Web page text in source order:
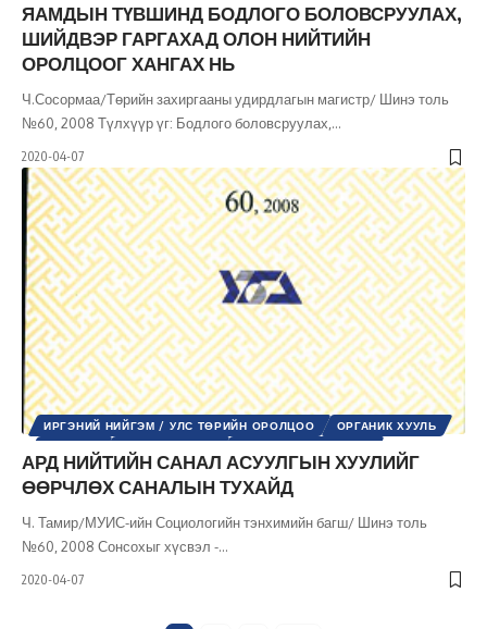
ЯАМДЫН ТҮВШИНД БОДЛОГО БОЛОВСРУУЛАХ,
ШИЙДВЭР ГАРГАХАД ОЛОН НИЙТИЙН
ОРОЛЦООГ ХАНГАХ НЬ
Ч.Сосормаа/Төрийн захиргааны удирдлагын магистр/ Шинэ толь
№60, 2008 Түлхүүр үг: Бодлого боловсруулах, …
2020-04-07
ИРГЭНИЙ НИЙГЭМ / УЛС ТӨРИЙН ОРОЛЦОО
ОРГАНИК ХУУЛЬ
АРД НИЙТИЙН САНАЛ АСУУЛГЫН ХУУЛИЙГ
ӨӨРЧЛӨХ САНАЛЫН ТУХАЙД
Ч. Тамир/МУИС-ийн Социологийн тэнхимийн багш/ Шинэ толь
№60, 2008 Сонсохыг хүсвэл -…
2020-04-07